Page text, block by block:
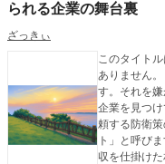
られる企業の舞台裏
ざっきぃ
このタイト
ありません。 ある企業が買収(M&A)を仕掛けられたとしま
す。それを
企業を見つ
頼する防衛
ト」と呼び
収を仕掛けた